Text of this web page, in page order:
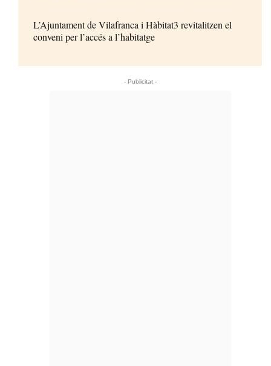
L’Ajuntament de Vilafranca i Hàbitat3 revitalitzen el
conveni per l’accés a l’habitatge
- Publicitat -